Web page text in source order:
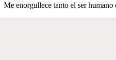
Me enorgullece tanto el ser humano